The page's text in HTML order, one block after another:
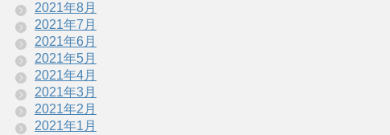
2021年8月
2021年7月
2021年6月
2021年5月
2021年4月
2021年3月
2021年2月
2021年1月